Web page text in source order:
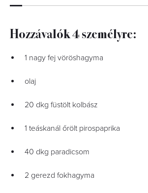
Hozzávalók 4 személyre:
1 nagy fej vöröshagyma
olaj
20 dkg füstölt kolbász
1 teáskanál őrölt pirospaprika
40 dkg paradicsom
2 gerezd fokhagyma